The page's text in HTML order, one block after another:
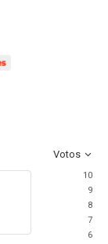
Votos
10
9
8
7
6